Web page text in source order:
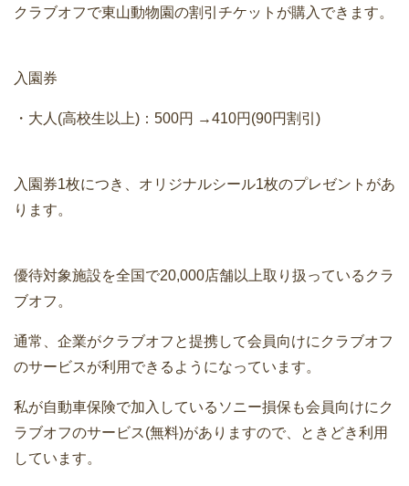
クラブオフで東山動物園の割引チケットが購入できます。
入園券
・大人(高校生以上)：500円 →410円(90円割引)
入園券1枚につき、オリジナルシール1枚のプレゼントがあ
ります。
優待対象施設を全国で20,000店舗以上取り扱っているクラ
ブオフ。
通常、企業がクラブオフと提携して会員向けにクラブオフ
のサービスが利用できるようになっています。
私が自動車保険で加入しているソニー損保も会員向けにク
ラブオフのサービス(無料)がありますので、ときどき利用
しています。